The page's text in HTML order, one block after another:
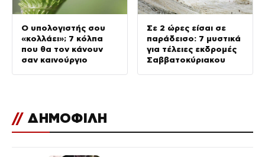
Ο υπολογιστής σου
«κολλάει»; 7 κόλπα
που θα τον κάνουν
σαν καινούργιο
Σε 2 ώρες είσαι σε
παράδεισο: 7 μυστικά
για τέλειες εκδρομές
Σαββατοκύριακου
// ΔΗΜΟΦΙΛΗ